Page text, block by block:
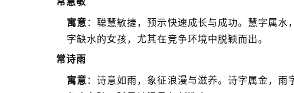
寓意 ：聪慧敏捷，预示快速成长与成功。慧字属
字缺水的女孩，尤其在竞争环境中脱颖而出。
常诗雨
寓意 ：诗意如雨，象征浪漫与滋养。诗字属金，